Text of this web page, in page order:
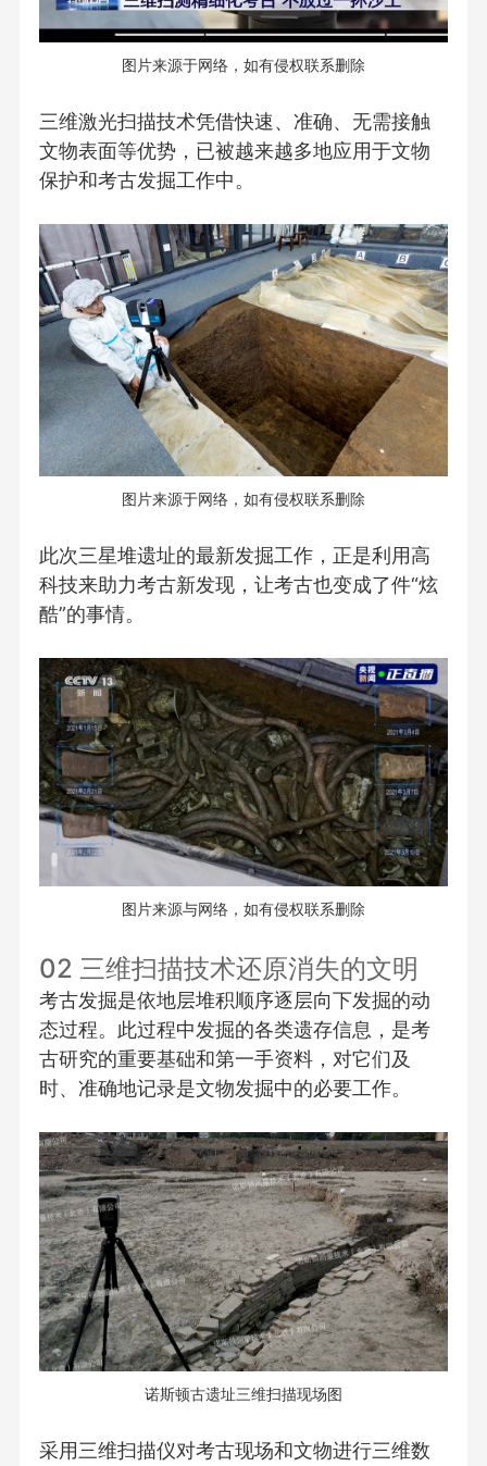
图片来源于网络，如有侵权联系删除
三维激光扫描技术凭借快速、准确、无需接触
文物表面等优势，已被越来越多地应用于文物
保护和考古发掘工作中。
图片来源于网络，如有侵权联系删除
此次三星堆遗址的最新发掘工作，正是利用高
科技来助力考古新发现，让考古也变成了件“炫
酷”的事情。
图片来源与网络，如有侵权联系删除
02 三维扫描技术还原消失的文明
考古发掘是依地层堆积顺序逐层向下发掘的动
态过程。此过程中发掘的各类遗存信息，是考
古研究的重要基础和第一手资料，对它们及
时、准确地记录是文物发掘中的必要工作。
诺斯顿古遗址三维扫描现场图
采用三维扫描仪对考古现场和文物进行三维数